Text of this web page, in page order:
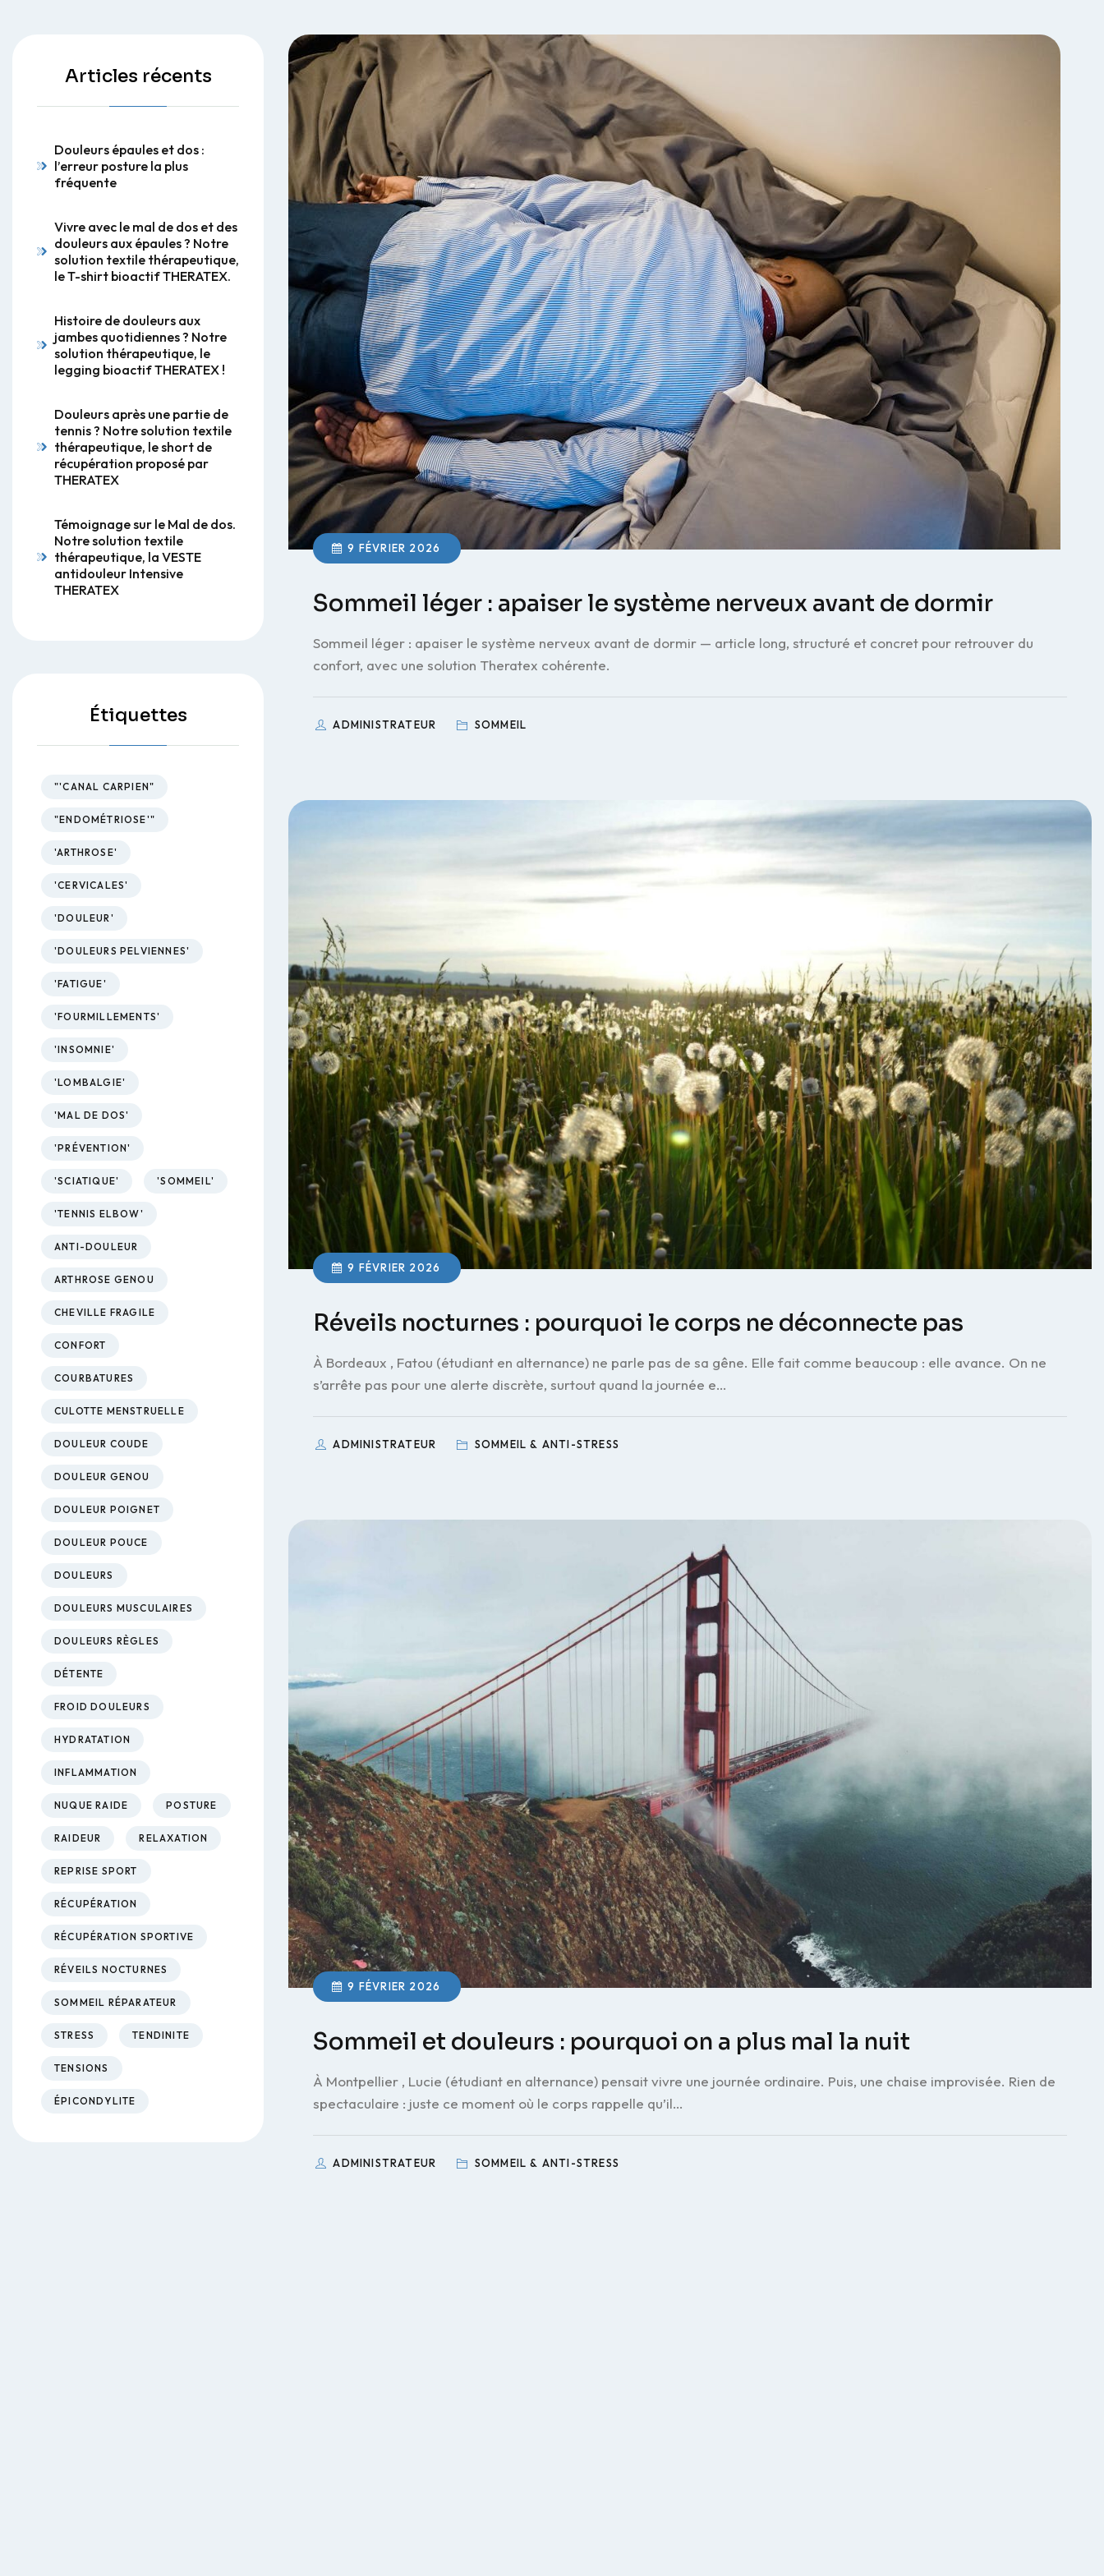
9 FÉVRIER 2026
Sommeil léger : apaiser le système nerveux avant de dormir
Sommeil léger : apaiser le système nerveux avant de dormir — article long, structuré et concret pour retrouver du
confort, avec une solution Theratex cohérente.
ADMINISTRATEUR SOMMEIL
9 FÉVRIER 2026
Réveils nocturnes : pourquoi le corps ne déconnecte pas
À Bordeaux , Fatou (étudiant en alternance) ne parle pas de sa gêne. Elle fait comme beaucoup : elle avance. On ne
s’arrête pas pour une alerte discrète, surtout quand la journée e…
ADMINISTRATEUR SOMMEIL & ANTI-STRESS
9 FÉVRIER 2026
Sommeil et douleurs : pourquoi on a plus mal la nuit
À Montpellier , Lucie (étudiant en alternance) pensait vivre une journée ordinaire. Puis, une chaise improvisée. Rien de
spectaculaire : juste ce moment où le corps rappelle qu’il…
ADMINISTRATEUR SOMMEIL & ANTI-STRESS
Articles récents
Douleurs épaules et dos :
l’erreur posture la plus
fréquente
Vivre avec le mal de dos et des
douleurs aux épaules ? Notre
solution textile thérapeutique,
le T-shirt bioactif THERATEX.
Histoire de douleurs aux
jambes quotidiennes ? Notre
solution thérapeutique, le
legging bioactif THERATEX !
Douleurs après une partie de
tennis ? Notre solution textile
thérapeutique, le short de
récupération proposé par
THERATEX
Témoignage sur le Mal de dos.
Notre solution textile
thérapeutique, la VESTE
antidouleur Intensive
THERATEX
Étiquettes
"'CANAL CARPIEN"
"ENDOMÉTRIOSE'"
'ARTHROSE'
'CERVICALES'
'DOULEUR'
'DOULEURS PELVIENNES'
'FATIGUE'
'FOURMILLEMENTS'
'INSOMNIE'
'LOMBALGIE'
'MAL DE DOS'
'PRÉVENTION'
'SCIATIQUE' 'SOMMEIL'
'TENNIS ELBOW'
ANTI-DOULEUR
ARTHROSE GENOU
CHEVILLE FRAGILE
CONFORT
COURBATURES
CULOTTE MENSTRUELLE
DOULEUR COUDE
DOULEUR GENOU
DOULEUR POIGNET
DOULEUR POUCE
DOULEURS
DOULEURS MUSCULAIRES
DOULEURS RÈGLES
DÉTENTE
FROID DOULEURS
HYDRATATION
INFLAMMATION
NUQUE RAIDE POSTURE
RAIDEUR RELAXATION
REPRISE SPORT
RÉCUPÉRATION
RÉCUPÉRATION SPORTIVE
RÉVEILS NOCTURNES
SOMMEIL RÉPARATEUR
STRESS TENDINITE
TENSIONS
ÉPICONDYLITE